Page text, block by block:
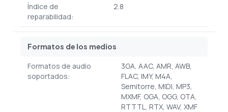
Índice de
reparabilidad:
2.8
Formatos de los medios
Formatos de audio
soportados:
3GA, AAC, AMR, AWB,
FLAC, IMY, M4A,
Semitorre, MIDI, MP3,
MXMF, OGA, OGG, OTA,
RTTTL, RTX, WAV, XMF